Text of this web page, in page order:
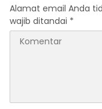
Alamat email Anda
wajib ditandai *